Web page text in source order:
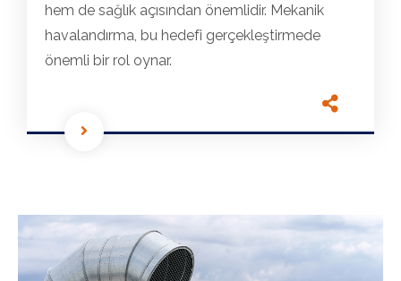
hem de sağlık açısından önemlidir. Mekanik
havalandırma, bu hedefi gerçekleştirmede
önemli bir rol oynar.